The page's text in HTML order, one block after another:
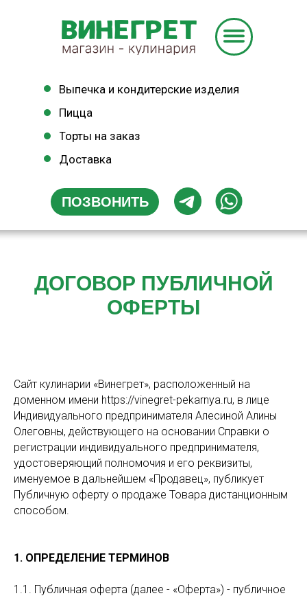
Замороженные полуфабрикаты
Выпечка и кондитерские изделия
Пицца
Торты на заказ
Доставка
ПОЗВОНИТЬ
ДОГОВОР ПУБЛИЧНОЙ
ОФЕРТЫ
Сайт кулинарии «Винегрет», расположенный на
доменном имени https://vinegret-pekarnya.ru, в лице
Индивидуального предпринимателя Алесиной Алины
Олеговны, действующего на основании Справки о
регистрации индивидуального предпринимателя,
удостоверяющий полномочия и его реквизиты,
именуемое в дальнейшем «Продавец», публикует
Публичную оферту о продаже Товара дистанционным
способом.
1. ОПРЕДЕЛЕНИЕ ТЕРМИНОВ
1.1. Публичная оферта (далее - «Оферта») - публичное